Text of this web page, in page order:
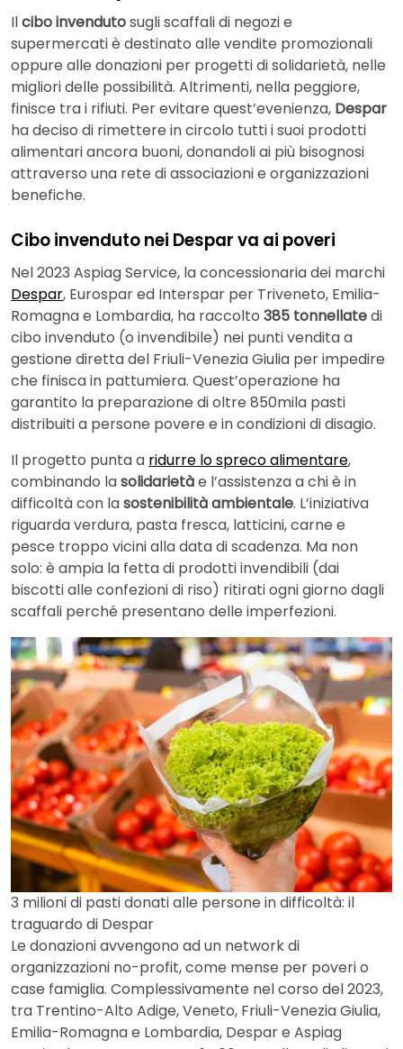
Ilcibo invendutosugli scaffali di negozi e
supermercati è destinato alle vendite promozionali
oppure alle donazioni per progetti di solidarietà, nelle
migliori delle possibilità. Altrimenti, nella peggiore,
finisce tra i rifiuti. Per evitare quest’evenienza, Despar
ha deciso di rimettere in circolo tutti i suoi prodotti
alimentari ancora buoni, donandoli ai più bisognosi
attraverso una rete di associazioni e organizzazioni
benefiche.
Cibo invenduto nei Despar va ai poveri
Nel 2023 Aspiag Service, la concessionaria dei marchi
Despar, Eurospar ed Interspar per Triveneto, Emilia-
Romagna e Lombardia, ha raccolto 385 tonnellatedi
cibo invenduto (o invendibile) nei punti vendita a
gestione diretta del Friuli-Venezia Giulia per impedire
che finisca in pattumiera. Quest’operazione ha
garantito la preparazione di oltre 850mila pasti
distribuiti a persone povere e in condizioni di disagio.
Il progetto punta a ridurre lo spreco alimentare,
combinando lasolidarietàe l’assistenza a chi è in
difficoltà con lasostenibilità ambientale. L’iniziativa
riguarda verdura, pasta fresca, latticini, carne e
pesce troppo vicini alla data di scadenza. Ma non
solo: è ampia la fetta di prodotti invendibili (dai
biscotti alle confezioni di riso) ritirati ogni giorno dagli
scaffali perché presentano delle imperfezioni.
3 milioni di pasti donati alle persone in difficoltà: il
traguardo di Despar
Le donazioni avvengono ad un network di
organizzazioni no-profit, come mense per poveri o
case famiglia. Complessivamente nel corso del 2023,
tra Trentino-Alto Adige, Veneto, Friuli-Venezia Giulia,
Emilia-Romagna e Lombardia, Despar e Aspiag